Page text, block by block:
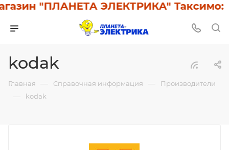
"ПЛАНЕТА ЭЛЕКТРИКА" Таксимо:
kodak
Главная — Справочная информация — Производители
— kodak